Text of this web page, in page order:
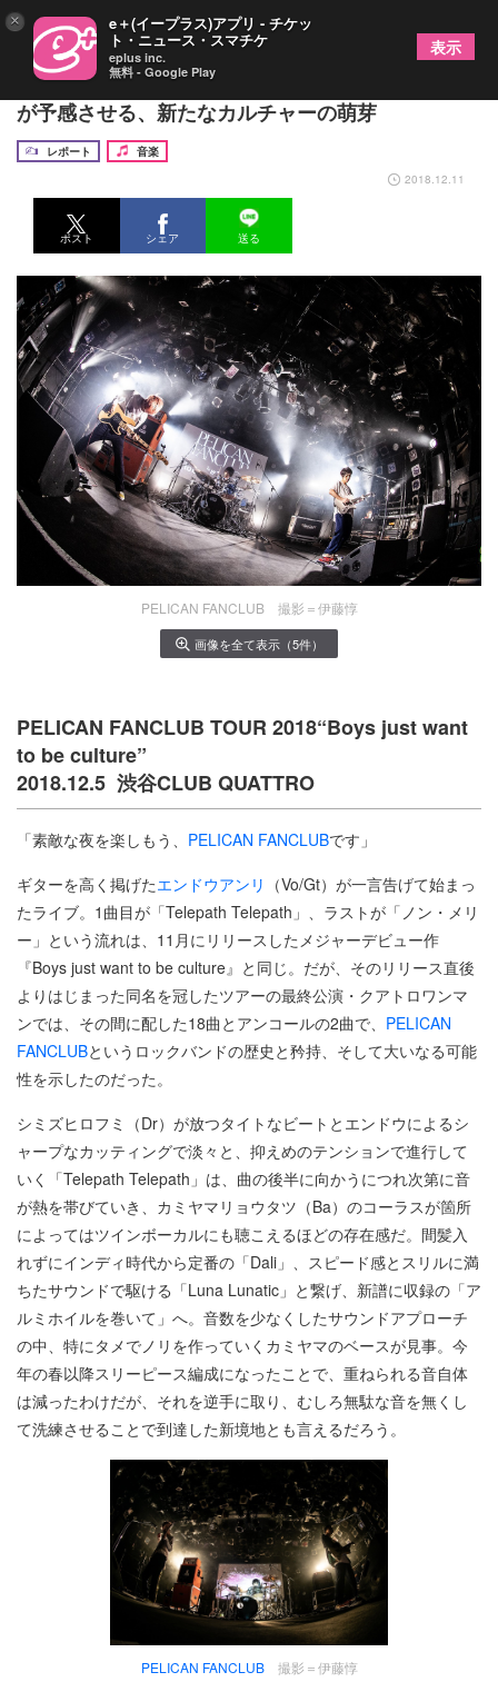
PELICAN FANCLUB “頭の中”を体現したワンマン
が予感させる、新たなカルチャーの萌芽
レポート
音楽
2018.12.11
ポスト シェア 送る
PELICAN FANCLUB 撮影＝伊藤惇
画像を全て表示（5件）
PELICAN FANCLUB TOUR 2018“Boys just want
to be culture”
2018.12.5 渋谷CLUB QUATTRO
「素敵な夜を楽しもう、 PELICAN FANCLUBです」
ギターを高く掲げたエンドウアンリ （Vo/Gt）が一言告げて始まっ
たライブ。1曲目が「Telepath Telepath」、ラストが「ノン・メリ
ー」という流れは、11月にリリースしたメジャーデビュー作
『Boys just want to be culture』と同じ。だが、そのリリース直後
よりはじまった同名を冠したツアーの最終公演・クアトロワンマ
ンでは、その間に配した18曲とアンコールの2曲で、 PELICAN
FANCLUBというロックバンドの歴史と矜持、そして大いなる可能
性を示したのだった。
シミズヒロフミ（Dr）が放つタイトなビートとエンドウによるシ
ャープなカッティングで淡々と、抑えめのテンションで進行して
いく「Telepath Telepath」は、曲の後半に向かうにつれ次第に音
が熱を帯びていき、カミヤマリョウタツ（Ba）のコーラスが箇所
によってはツインボーカルにも聴こえるほどの存在感だ。間髪入
れずにインディ時代から定番の「Dali」、スピード感とスリルに満
ちたサウンドで駆ける「Luna Lunatic」と繋げ、新譜に収録の「ア
ルミホイルを巻いて」へ。音数を少なくしたサウンドアプローチ
の中、特にタメでノリを作っていくカミヤマのベースが見事。今
年の春以降スリーピース編成になったことで、重ねられる音自体
は減ったわけだが、それを逆手に取り、むしろ無駄な音を無くし
て洗練させることで到達した新境地とも言えるだろう。
PELICAN FANCLUB撮影＝伊藤惇
× e＋(イープラス)アプリ - チケッ
ト・ニュース・スマチケ
eplus inc.
無料 - Google Play
表示